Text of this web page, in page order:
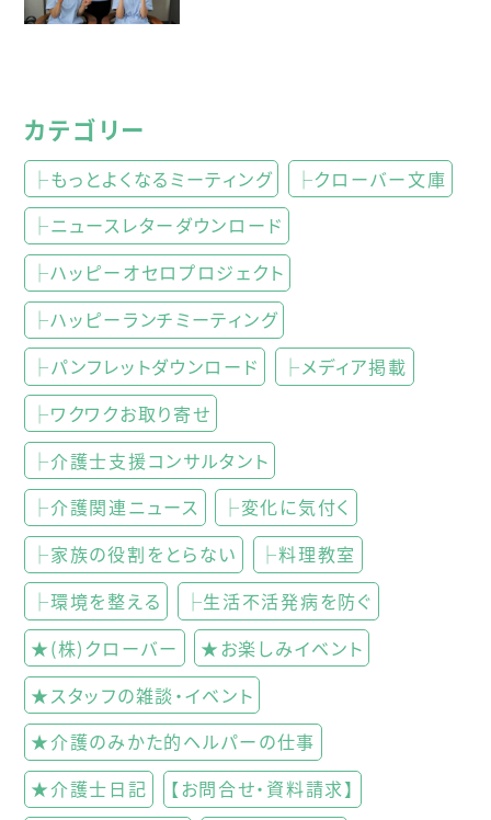
カテゴリー
├もっとよくなるミーティング
├クローバー文庫
├ニュースレターダウンロード
├ハッピーオセロプロジェクト
├ハッピーランチミーティング
├パンフレットダウンロード
├メディア掲載
├ワクワクお取り寄せ
├介護士支援コンサルタント
├介護関連ニュース
├変化に気付く
├家族の役割をとらない
├料理教室
├環境を整える
├生活不活発病を防ぐ
★(株)クローバー
★お楽しみイベント
★スタッフの雑談・イベント
★介護のみかた的ヘルパーの仕事
★介護士日記
【お問合せ・資料請求】